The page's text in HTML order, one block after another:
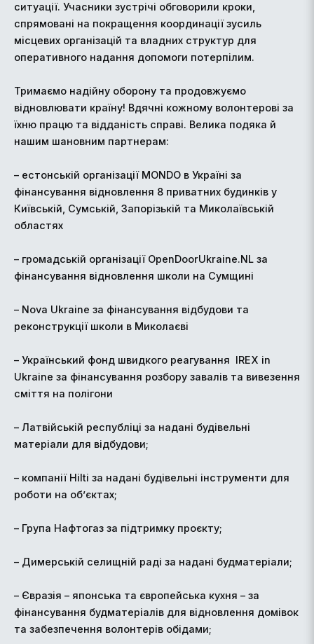
ситуації. Учасники зустрічі обговорили кроки,
спрямовані на покращення координації зусиль
місцевих організацій та владних структур для
оперативного надання допомоги потерпілим.
Тримаємо надійну оборону та продовжуємо
відновлювати країну! Вдячні кожному волонтерові за
їхню працю та відданість справі. Велика подяка й
нашим шановним партнерам:
– естонській організації MONDO в Україні за
фінансування відновлення 8 приватних будинків у
Київській, Сумській, Запорізькій та Миколаївській
областях
– громадській організації OpenDoorUkraine.NL за
фінансування відновлення школи на Сумщині
– Nova Ukraine за фінансування відбудови та
реконструкції школи в Миколаєві
– Український фонд швидкого реагування IREX in
Ukraine за фінансування розбору завалів та вивезення
сміття на полігони
– Латвійській республіці за надані будівельні
матеріали для відбудови;
– компанії Hilti за надані будівельні інструменти для
роботи на об’єктах;
– Група Нафтогаз за підтримку проєкту;
– Димерській селищній раді за надані будматеріали;
– Євразія – японська та європейська кухня – за
фінансування будматеріалів для відновлення домівок
та забезпечення волонтерів обідами;